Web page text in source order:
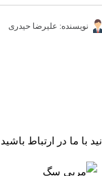
نویسنده: علیرضا حیدری
با ما در ارتباط